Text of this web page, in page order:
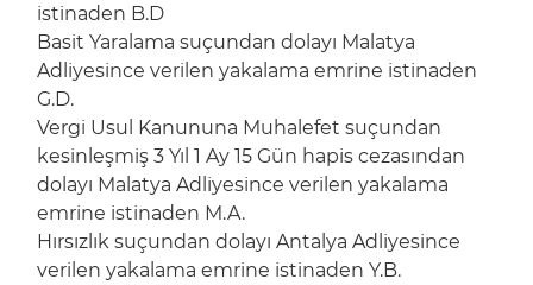
istinaden B.D
Basit Yaralama suçundan dolayı Malatya
Adliyesince verilen yakalama emrine istinaden
G.D.
Vergi Usul Kanununa Muhalefet suçundan
kesinleşmiş 3 Yıl 1 Ay 15 Gün hapis cezasından
dolayı Malatya Adliyesince verilen yakalama
emrine istinaden M.A.
Hırsızlık suçundan dolayı Antalya Adliyesince
verilen yakalama emrine istinaden Y.B.